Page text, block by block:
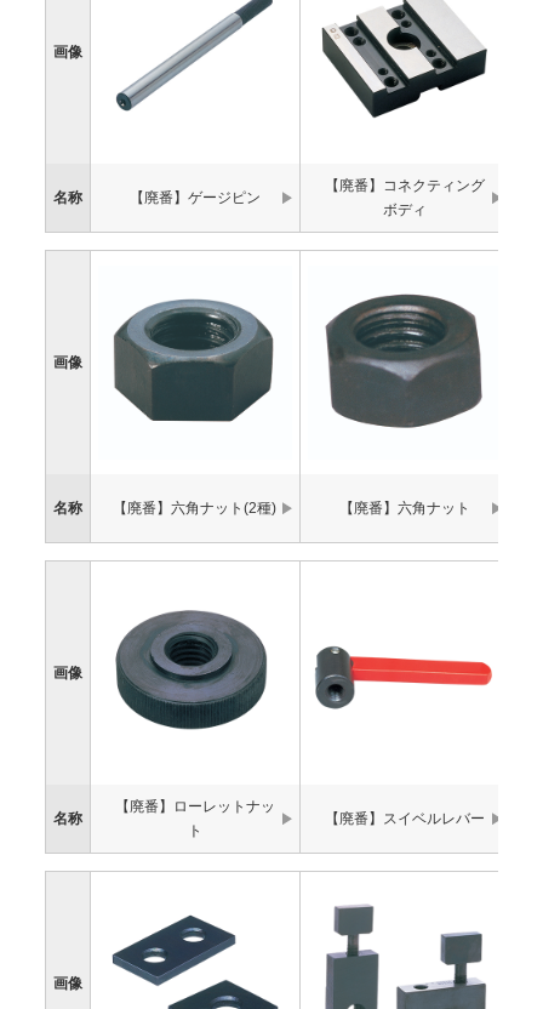
画像
名称 【廃番】ゲージピン
【廃番】コネクティング
ボディ
画像
名称 【廃番】六角ナット(2種) 【廃番】六角ナット
画像
名称
【廃番】ローレットナッ
ト
【廃番】スイベルレバー
画像